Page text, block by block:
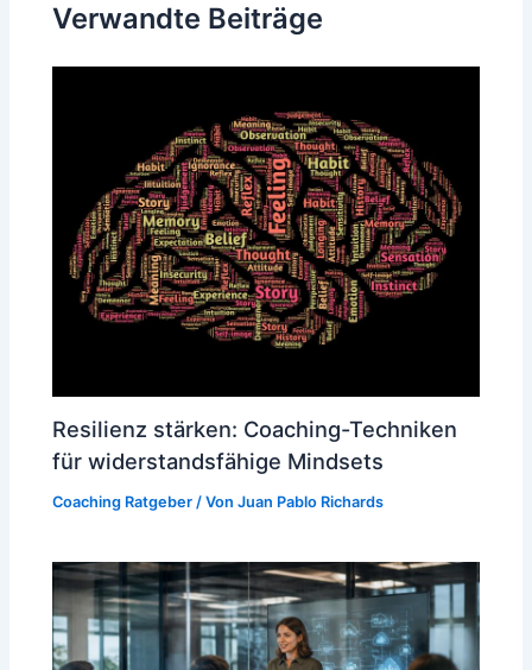
Verwandte Beiträge
Resilienz stärken: Coaching-Techniken
für widerstandsfähige Mindsets
Coaching Ratgeber / VonJuan Pablo Richards